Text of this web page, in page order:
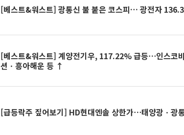
[베스트&워스트] 광통신 불 붙은 코스피… 광전자
[베스트&워스트] 계양전기우, 117.22% 급등⋯인스코
션ㆍ흥아해운 등 ↑
[급등락주 짚어보기] HD현대엔솔 상한가⋯태양광ㆍ광